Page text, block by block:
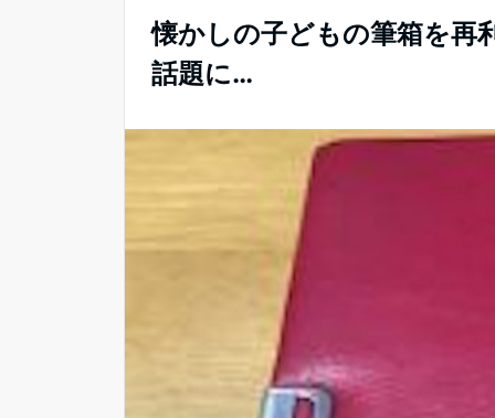
懐かしの子どもの筆箱を再
話題に…